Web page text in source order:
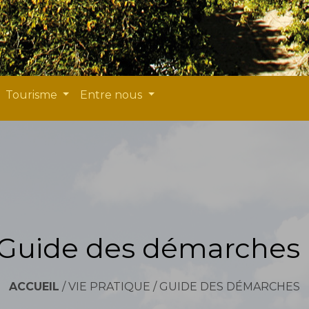
Tourisme Entre nous
des démarches
ACCUEIL /VIE PRATIQUE / GUIDE DES DÉMARCHES